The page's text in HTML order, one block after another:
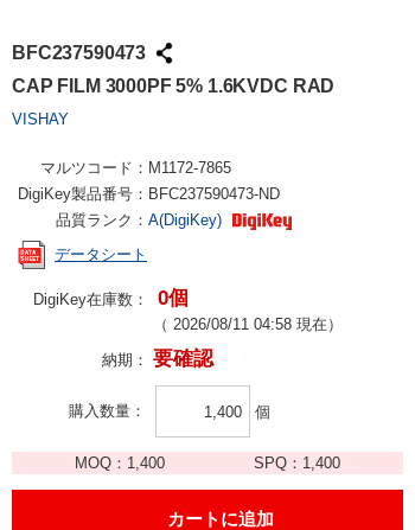
BFC237590473
CAP FILM 3000PF 5% 1.6KVDC RAD
VISHAY
マルツコード： M1172-7865
DigiKey製品番号： BFC237590473-ND
品質ランク： A(DigiKey)
データシート
DigiKey在庫数： 0個
（ 2026/08/11 04:58 現在）
納期： 要確認
購入数量 個
MOQ： 1,400 SPQ： 1,400